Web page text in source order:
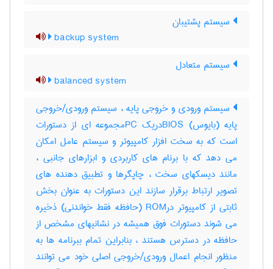
سیستم پشتیبان
backup system
سیستم متعادل
balanced system
سیستم ورودی و خروجی پایه ، سیستم ورودی/خروجی
پایه (بایوس) BIOSدریک PCمجموعه ای از دستورات
است که به سخت افزار کامپیوتر و سیستم عامل امکان
می دهد که با برنام های کاربردی و ابزارهای جانبی ،
مانند دیسکهای سخت ، چاپگرها و تطبیق دهنده های
تصویر ارتباط برقرار سازند این دستورات به عنوان بخش
ثابتی از کامپیوتر درROM (حافظه فقط خواندنی) ذخیره
می شوند دستورات فوق همیشه در نشانیهای مشخص از
حافظه در دسترس هستند ، بنابراین تمام ببرنامه ها به
منظور انجام اعمال ورودی/خروجی اصلی خود می توانند